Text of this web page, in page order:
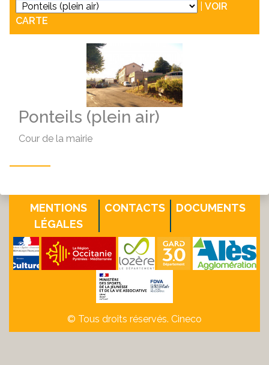
VOIR
CARTE
Ponteils (plein air)
Cour de la mairie
MENTIONS
LÉGALES
CONTACTS DOCUMENTS
© Tous droits réservés. Cineco